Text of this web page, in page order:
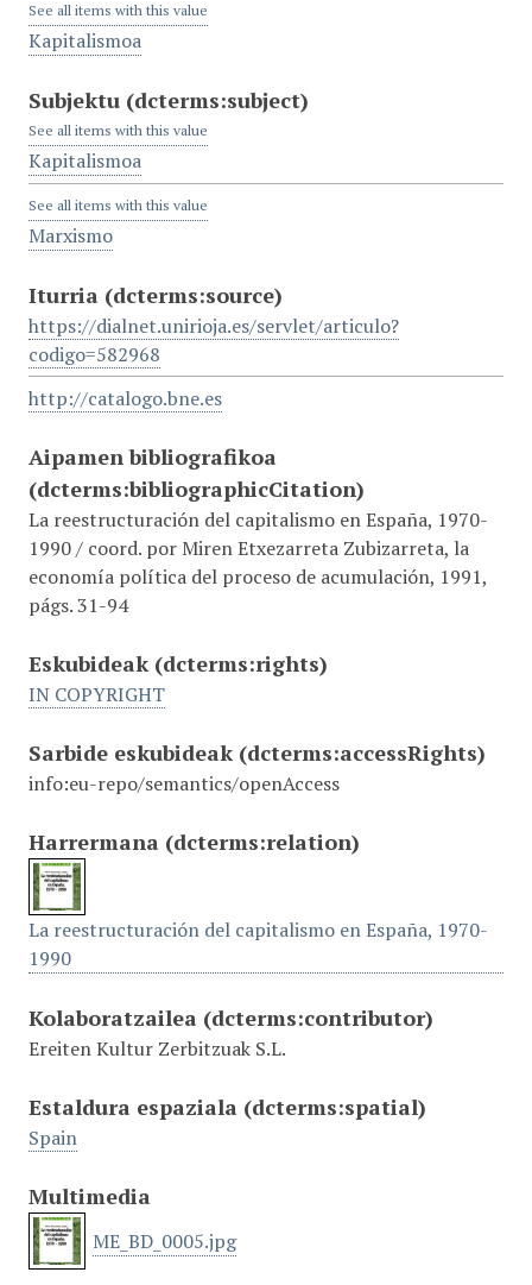
See all items with this value
Kapitalismoa
Subjektu (dcterms:subject)
See all items with this value
Kapitalismoa
See all items with this value
Marxismo
Iturria (dcterms:source)
https://dialnet.unirioja.es/servlet/articulo?
codigo=582968
http://catalogo.bne.es
Aipamen bibliografikoa
(dcterms:bibliographicCitation)
La reestructuración del capitalismo en España, 1970-
1990 / coord. por Miren Etxezarreta Zubizarreta, la
economía política del proceso de acumulación, 1991,
págs. 31-94
Eskubideak (dcterms:rights)
IN COPYRIGHT
Sarbide eskubideak (dcterms:accessRights)
info:eu-repo/semantics/openAccess
Harrermana (dcterms:relation)
La reestructuración del capitalismo en España, 1970-
1990
Kolaboratzailea (dcterms:contributor)
Ereiten Kultur Zerbitzuak S.L.
Estaldura espaziala (dcterms:spatial)
Spain
Multimedia
ME_BD_0005.jpg